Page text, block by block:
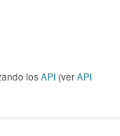
losAPI (verAPI